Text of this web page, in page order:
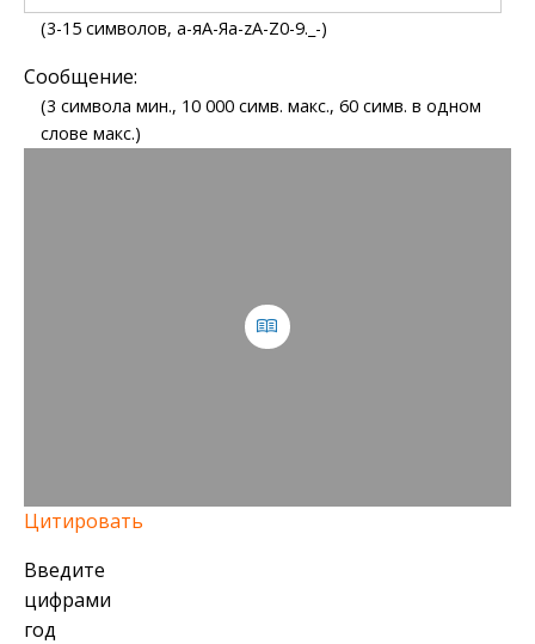
(3-15 символов, а-яА-Яa-zA-Z0-9._-)
Сообщение:
(3 символа мин., 10 000 симв. макс., 60 симв. в одном
слове макс.)
Цитировать
Введите
цифрами
год